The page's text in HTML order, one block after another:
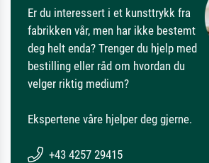
Er du interessert i et kunsttrykk fra
fabrikken vår, men har ikke bestemt
deg helt enda? Trenger du hjelp med
bestilling eller råd om hvordan du
velger riktig medium?
Ekspertene våre hjelper deg gjerne.
+43 4257 29415